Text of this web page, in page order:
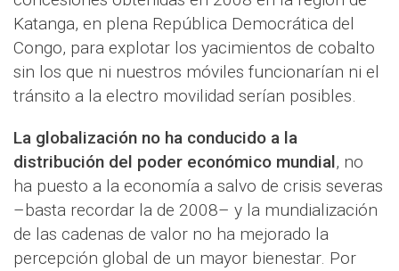
Katanga, en plena República Democrática del
Congo, para explotar los yacimientos de cobalto
sin los que ni nuestros móviles funcionarían ni el
tránsito a la electro movilidad serían posibles.
La globalización no ha conducido a la
distribución del poder económico mundial, no
ha puesto a la economía a salvo de crisis severas
–basta recordar la de 2008– y la mundialización
de las cadenas de valor no ha mejorado la
percepción global de un mayor bienestar. Por